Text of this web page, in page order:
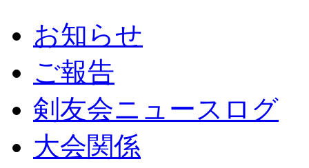
お知らせ
ご報告
剣友会ニュースログ
大会関係